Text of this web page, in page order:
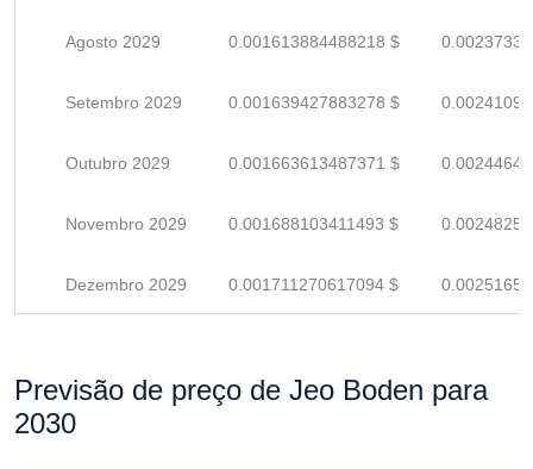
Agosto 2029 0.001613884488218 $
Setembro 2029 0.001639427883278 $
Outubro 2029 0.001663613487371 $
Novembro 2029 0.001688103411493 $
Dezembro 2029 0.001711270617094 $
Previsão de preço de Jeo Boden para
2030